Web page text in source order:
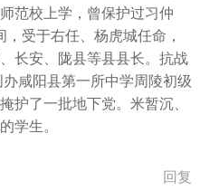
范校上学，曾保护过习仲
受于右任、杨虎城任命，
长安、陇县等县县长。抗战
咸阳县第一所中学周陵初级
护了一批地下党。米暂沉、
学生。
回复